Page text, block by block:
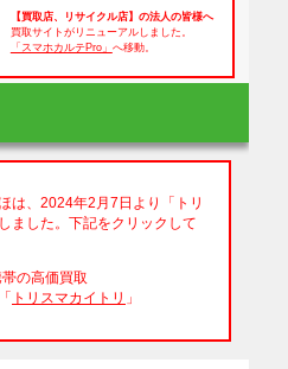
【買取店、リサイクル店】の法人の皆様へ
買取サイトがリニューアルしました。
「スマホカルテPro」 へ移動。
は、2024年2月7日より「トリ
ました。下記をクリックして
の高価買取
トリスマカイトリ 」